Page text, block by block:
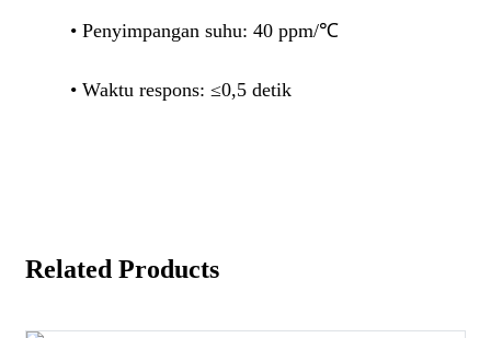
• Penyimpangan suhu: 40 ppm/℃
• Waktu respons: ≤0,5 detik
Related Products